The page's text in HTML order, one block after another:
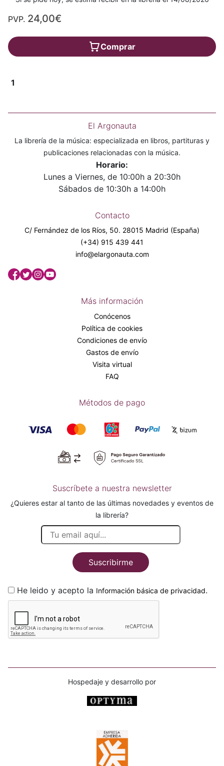
PVP. 24,00€
Comprar
1
El Argonauta
La librería de la música: especializada en libros, partituras y
publicaciones relacionadas con la música.
Horario:
Lunes a Viernes, de 10:00h a 20:30h
Sábados de 10:30h a 14:00h
Contacto
C/ Fernández de los Ríos, 50. 28015 Madrid (España)
(+34) 915 439 441
info@elargonauta.com
Más información
Conócenos
Política de cookies
Condiciones de envío
Gastos de envío
Visita virtual
FAQ
Métodos de pago
Suscríbete a nuestra newsletter
¿Quieres estar al tanto de las últimas novedades y eventos de
la librería?
Suscribirme
He leido y acepto la Información básica de privacidad.
Hospedaje y desarrollo por